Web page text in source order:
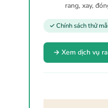
rang, xay,
✓ Chính sách thử
→ Xem dịch vụ